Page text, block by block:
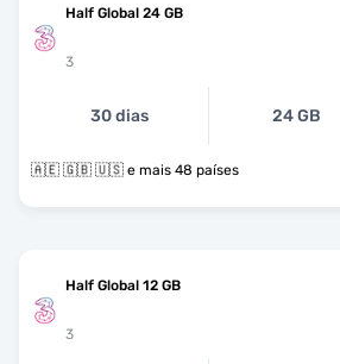
Half Global 24 GB
3
30 dias 24 GB
🇦🇪 🇬🇧 🇺🇸 e mais 48 países
Half Global 12 GB
3